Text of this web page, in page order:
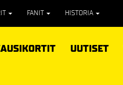
FANIT HISTORIA
UUTISET